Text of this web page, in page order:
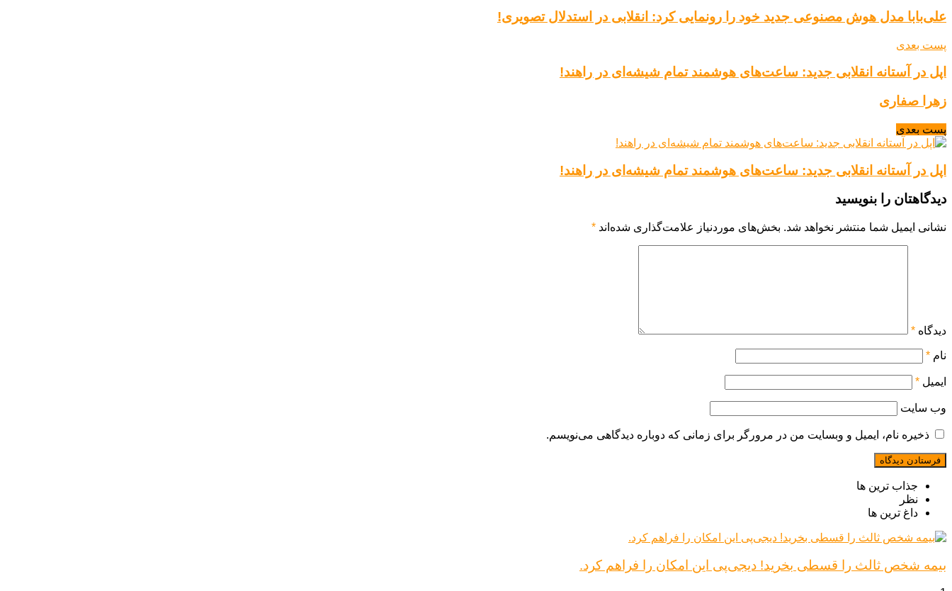
علی‌بابا مدل هوش مصنوعی جدید خود را رونمایی کرد: انقلابی در استدلال تصویری!
پست بعدی
اپل در آستانه انقلابی جدید: ساعت‌های هوشمند تمام شیشه‌ای در راهند!
زهرا صفاری
پست بعدی
اپل در آستانه انقلابی جدید: ساعت‌های هوشمند تمام شیشه‌ای در راهند!
دیدگاهتان را بنویسید
نشانی ایمیل شما منتشر نخواهد شد. بخش‌های موردنیاز علامت‌گذاری شده‌اند *
دیدگاه *
نام *
ایمیل *
وب‌ سایت
ذخیره نام، ایمیل و وبسایت من در مرورگر برای زمانی که دوباره دیدگاهی می‌نویسم.
جذاب ترین ها
نظر
داغ ترین ها
بیمه شخص ثالث را قسطی بخرید! دیجی‌پی این امکان را فراهم کرد.